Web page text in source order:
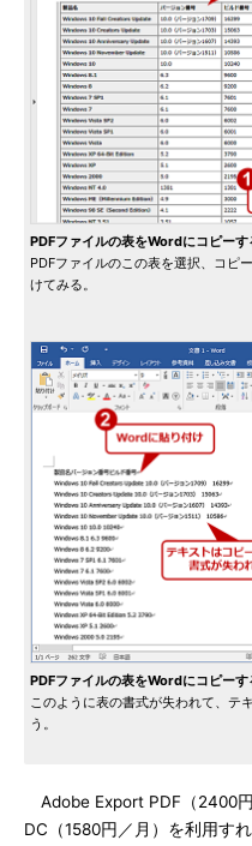
PDFファイルの表をWordにコピーす
PDFファイルのこの表を選択、コピ
けてみる。
PDFファイルの表をWordにコピーす
このように表の書式が失われて、テ
う。
Adobe Export PDF（2400
DC（1580円／月）を利用す